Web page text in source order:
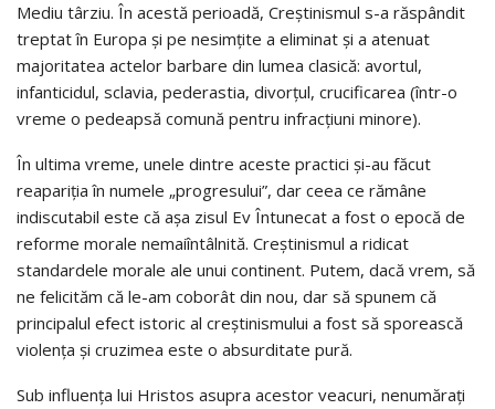
Mediu târziu. În acestă perioadă, Creștinismul s-a răspândit
treptat în Europa și pe nesimțite a eliminat și a atenuat
majoritatea actelor barbare din lumea clasică: avortul,
infanticidul, sclavia, pederastia, divorțul, crucificarea (într-o
vreme o pedeapsă comună pentru infracțiuni minore).
În ultima vreme, unele dintre aceste practici și-au făcut
reapariția în numele „progresului”, dar ceea ce rămâne
indiscutabil este că așa zisul Ev Întunecat a fost o epocă de
reforme morale nemaiîntâlnită. Creștinismul a ridicat
standardele morale ale unui continent. Putem, dacă vrem, să
ne felicităm că le-am coborât din nou, dar să spunem că
principalul efect istoric al creștinismului a fost să sporească
violența și cruzimea este o absurditate pură.
Sub influența lui Hristos asupra acestor veacuri, nenumărați